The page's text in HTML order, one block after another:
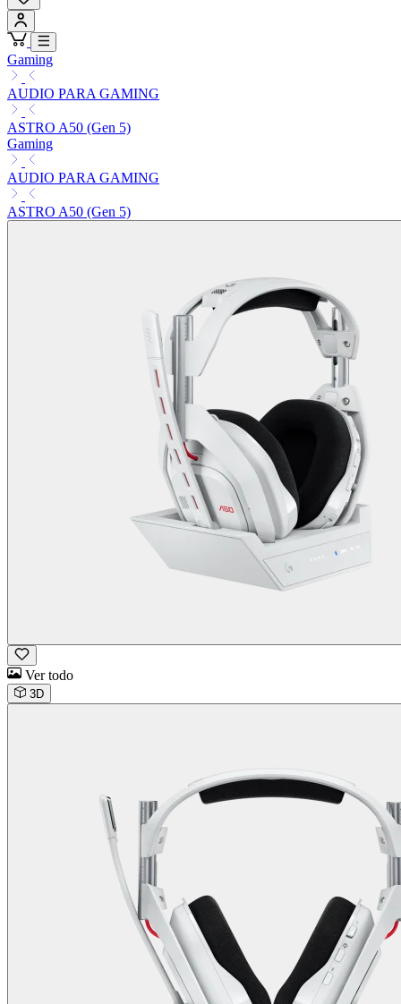
Gaming
AUDIO PARA GAMING
ASTRO A50 (Gen 5)
Gaming
AUDIO PARA GAMING
ASTRO A50 (Gen 5)
Ver todo
3D